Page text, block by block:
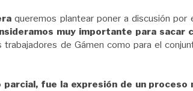
queremos plantear poner a discusión por
muy importante para sacar
trabajadores de Gámen como para el
fue la expresión de un proceso